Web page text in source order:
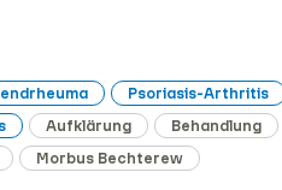
Psoriasis-Arthritis
Aufklärung
Behandlung
Morbus Bechterew